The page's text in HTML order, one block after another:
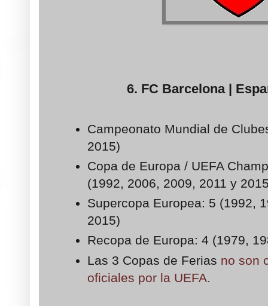
6. FC Barcelona |
Campeonato Mundial de
2015)
Copa de Europa / UEFA
(1992, 2006, 2009, 2011 y
Supercopa Europea: 5 (1992,
2015)
Recopa de Europa: 4 (1979,
Las 3 Copas de Ferias no son
oficiales por la UEFA.